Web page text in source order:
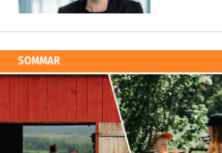
SOMMAR